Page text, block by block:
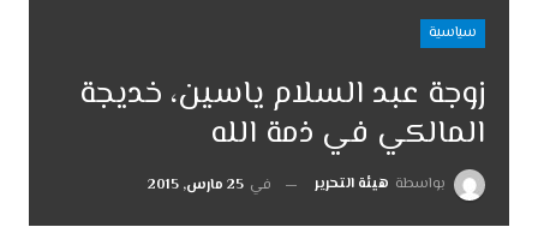
سياسية
زوجة عبد السلام ياسين، خديجة
المالكي في ذمة الله
بواسطة هيئة التحرير في 25 مارس, 2015